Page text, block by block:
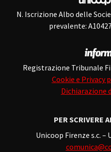
N. Iscrizione Albo delle
prevalente:
Registrazione Tribunale
Cookie e Privacy
Dichiarazione
PER SCRIVERE
Unicoop Firenze s.c.